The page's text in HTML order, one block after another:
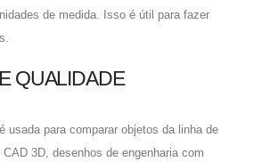
de medida. Isso é útil para fazer
QUALIDADE
usada para comparar objetos da linha de
3D, desenhos de engenharia com